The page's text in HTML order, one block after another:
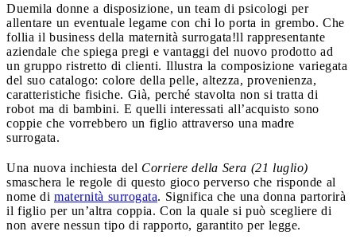
Duemila donne a disposizione, un team di psicologi per
allentare un eventuale legame con chi lo porta in grembo. Che
follia il business della maternità surrogata!ll rappresentante
aziendale che spiega pregi e vantaggi del nuovo prodotto ad
un gruppo ristretto di clienti. Illustra la composizione variegata
del suo catalogo: colore della pelle, altezza, provenienza,
caratteristiche fisiche. Già, perché stavolta non si tratta di
robot ma di bambini. E quelli interessati all’acquisto sono
coppie che vorrebbero un figlio attraverso una madre
surrogata.
Una nuova inchiesta del Corriere della Sera (21 luglio)
smaschera le regole di questo gioco perverso che risponde al
nome di maternità surrogata. Significa che una donna partorirà
il figlio per un’altra coppia. Con la quale si può scegliere di
non avere nessun tipo di rapporto, garantito per legge.